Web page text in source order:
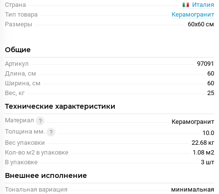
Страна
Италия
Тип товара
Керамогранит
Размеры
60x60 см
Общие
Артикул
97091
Длина, см
60
Ширина, см
60
Вес, кг
25
Технические характеристики
Материал
Керамогранит
Толщина мм.
10.0
Вес упаковки
22.68 кг
Кол-во м2 в упаковке
1.08 м2
В упаковке
3 шт
Внешнее исполнение
Тональная вариация
минимальная